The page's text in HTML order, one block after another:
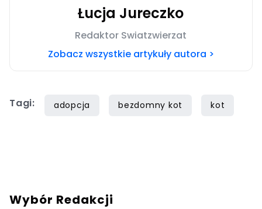
Łucja Jureczko
Redaktor Swiatzwierzat
Zobacz wszystkie artykuły autora >
Tagi: adopcja bezdomny kot kot
Wybór Redakcji